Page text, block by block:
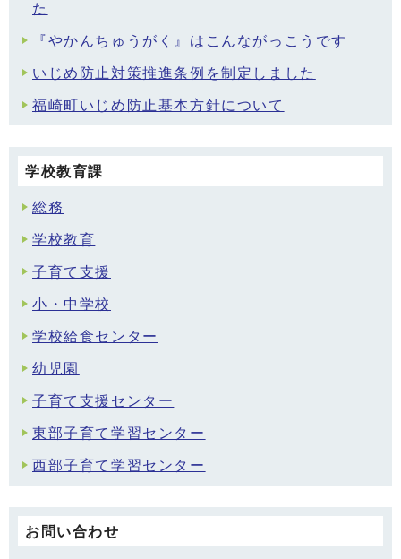
た
『やかんちゅうがく』はこんながっこうです
いじめ防止対策推進条例を制定しました
福崎町いじめ防止基本方針について
学校教育課
総務
学校教育
子育て支援
小・中学校
学校給食センター
幼児園
子育て支援センター
東部子育て学習センター
西部子育て学習センター
お問い合わせ